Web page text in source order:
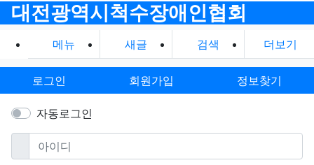
대전광역시척수장애인협회
메뉴 새글 검색 더보기
로그인 회원가입 정보찾기
자동로그인
아이디필수